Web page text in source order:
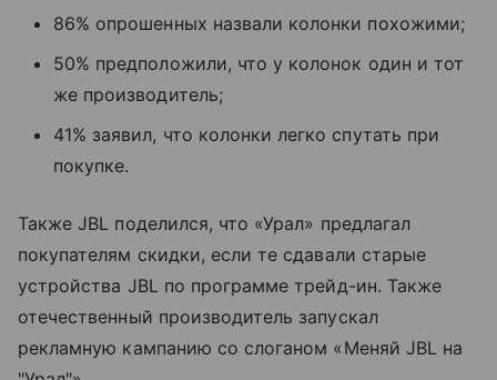
86% опрошенных назвали колонки похожими;
50% предположили, что у колонок один и тот
же производитель;
41% заявил, что колонки легко спутать при
покупке.
Также JBL поделился, что «Урал» предлагал
покупателям скидки, если те сдавали старые
устройства JBL по программе трейд-ин. Также
отечественный производитель запускал
рекламную кампанию со слоганом «Меняй JBL на